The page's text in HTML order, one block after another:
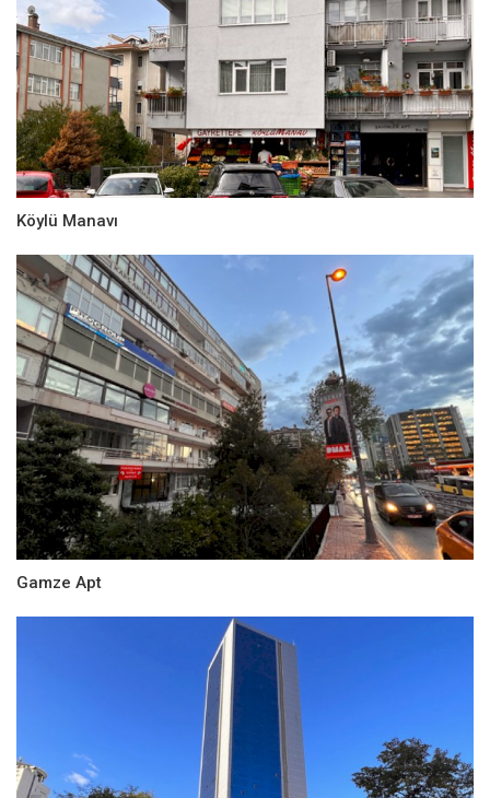
Köylü Manavı
Gamze Apt